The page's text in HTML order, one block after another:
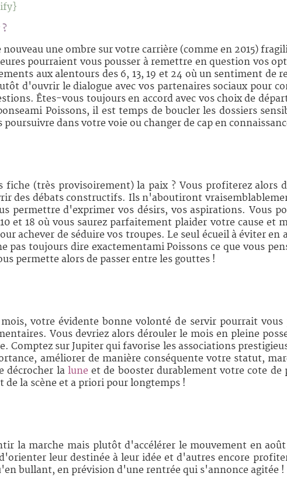
nouveau une ombre sur votre carrière (comme en 2015)
pourraient vous pousser à remettre en question vos
aux alentours des 6, 13, 19 et 24 où un sentiment
d'ouvrir le dialogue avec vos partenaires sociaux pour
Êtes-vous toujours en accord avec vos choix de
Poissons, il est temps de boucler les dossiers
dans votre voie ou changer de cap en
fiche (très provisoirement) la paix ? Vous profiterez alors
des débats constructifs. Ils n'aboutiront
permettre d'exprimer vos désirs, vos aspirations. Vous
et 18 où vous saurez parfaitement plaider votre cause
achever de séduire vos troupes. Le seul écueil à éviter
pas toujours dire exactementami Poissons ce que vous
permette alors de passer entre les gouttes !
votre évidente bonne volonté de servir pourrait
Vous devriez alors dérouler le mois en pleine
Comptez sur Jupiter qui favorise les associations
améliorer de manière conséquente votre statut,
décrocher la luneet de booster durablement votre cote de
de la scène et a priori pour longtemps !
la marche mais plutôt d'accélérer le mouvement en
leur destinée à leur idée et d'autres encore
bullant, en prévision d'une rentrée qui s'annonce agitée !